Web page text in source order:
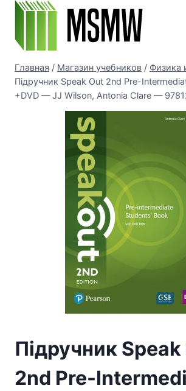
Перейти
содержимому
Главная / Магазин учебников / Физика
Підручник Speak Out 2nd Pre-
+DVD — JJ Wilson, Antonia Clare —
Підручник
2nd Pre-